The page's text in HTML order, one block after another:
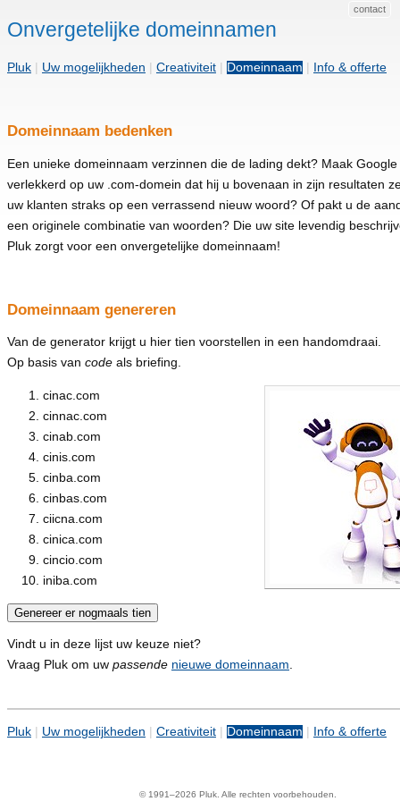
Onvergetelijke domeinnamen
Pluk Uw mogelijkheden Creativiteit Domeinnaam Info & offerte
Domeinnaam bedenken
Een unieke domeinnaam verzinnen die de lading dekt? Maak Google
verlekkerd op uw .com-domein dat hij u bovenaan in zijn resultaten
uw klanten straks op een verrassend nieuw woord? Of pakt u de
een originele combinatie van woorden? Die uw site levendig
Pluk zorgt voor een onvergetelijke domeinnaam!
Domeinnaam genereren
Van de generator krijgt u hier tien voorstellen in een handomdraai.
Op basis van code als briefing.
cinac.com
cinnac.com
cinab.com
cinis.com
cinba.com
cinbas.com
ciicna.com
cinica.com
cincio.com
iniba.com
Vindt u in deze lijst uw keuze niet?
Vraag Pluk om uw passende nieuwe domeinnaam.
Pluk Uw mogelijkheden Creativiteit Domeinnaam Info & offerte
© 1991–2026 Pluk. Alle rechten voorbehouden.
contact